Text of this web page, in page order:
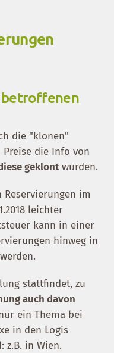
betroffenen
die "klonen"
die Info von
geklontwurden.
im
leichter
kann in einer
hinweg in
stattfindet, zu
auch davon
ein Thema bei
in den Logis
in Wien.